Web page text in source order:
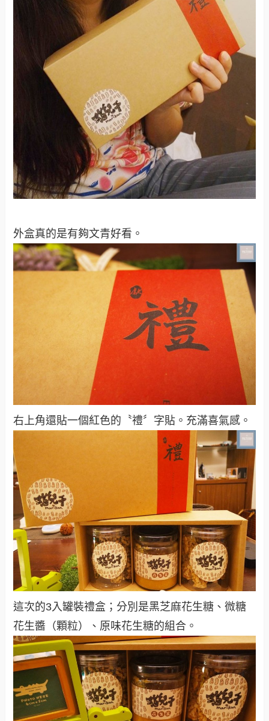
外盒真的是有夠文青好看。
右上角還貼一個紅色的〝禮〞字貼。充滿喜氣感。
這次的3入罐裝禮盒；分別是黑芝麻花生糖、微糖
花生醬（顆粒）、原味花生糖的組合。